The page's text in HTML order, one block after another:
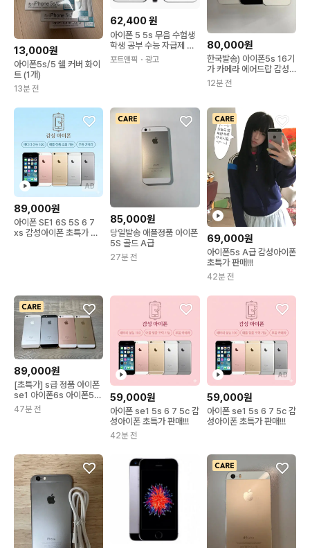
13,000원
아이폰5s/5 쉘 커버 화이
트 (1개)
13분 전
62,400원
아이폰 5 5s 무음 수험생
학생 공부 수능 자급제 폰
실버 16G
포트앤픽 ・광고
80,000원
한국발송) 아이폰5s 16기
가 카메라 에어드랍 감성
폰 특가판매합니다.
12분 전
AD
89,000원
아이폰 SE1 6S 5S 6 7
xs 감성아이폰 초특가 판
85,000원
당일발송 애플정품 아이폰
5S 골드 A급
27분 전
69,000원
아이폰5s A급 감성아이폰
초특가 판매!!!
42분 전
89,000원
[초특가] s급 정품 아이폰
se1 아이폰6s 아이폰5s
아이폰4s
47분 전
59,000원
아이폰 se1 5s 6 7 5c 감
성아이폰 초특가 판매!!!
42분 전
AD
59,000원
아이폰 se1 5s 6 7 5c 감
성아이폰 초특가 판매!!!